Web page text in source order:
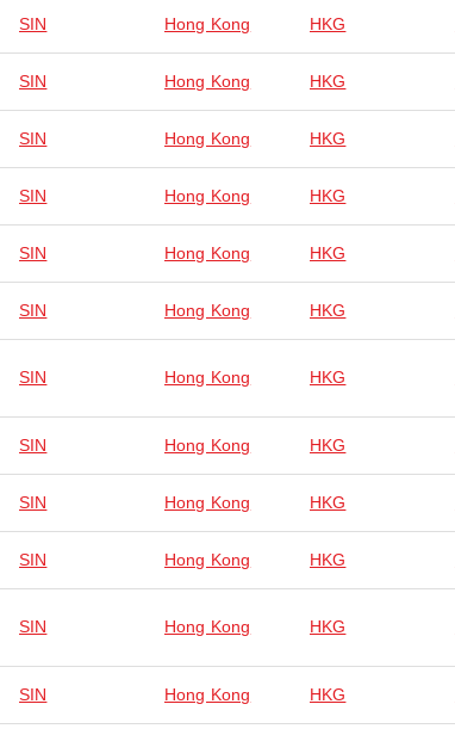
SIN Hong Kong HKG
SIN Hong Kong HKG
SIN Hong Kong HKG
SIN Hong Kong HKG
SIN Hong Kong HKG
SIN Hong Kong HKG
SIN Hong Kong HKG
SIN Hong Kong HKG
SIN Hong Kong HKG
SIN Hong Kong HKG
SIN Hong Kong HKG
SIN Hong Kong HKG